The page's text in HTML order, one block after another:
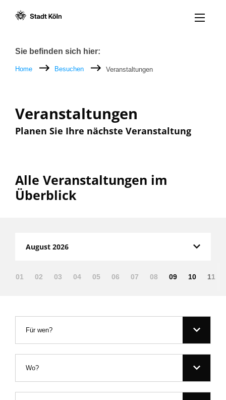
Menü
Breadcrumb
Sie befinden sich hier:
Home Besuchen Veranstaltungen
Veranstaltungen
Planen Sie Ihre nächste Veranstaltung
Alle Veranstaltungen im
Überblick
August 2026
01 02 03 04 05 06 07 08 09 10 11
Für wen?
Wo?